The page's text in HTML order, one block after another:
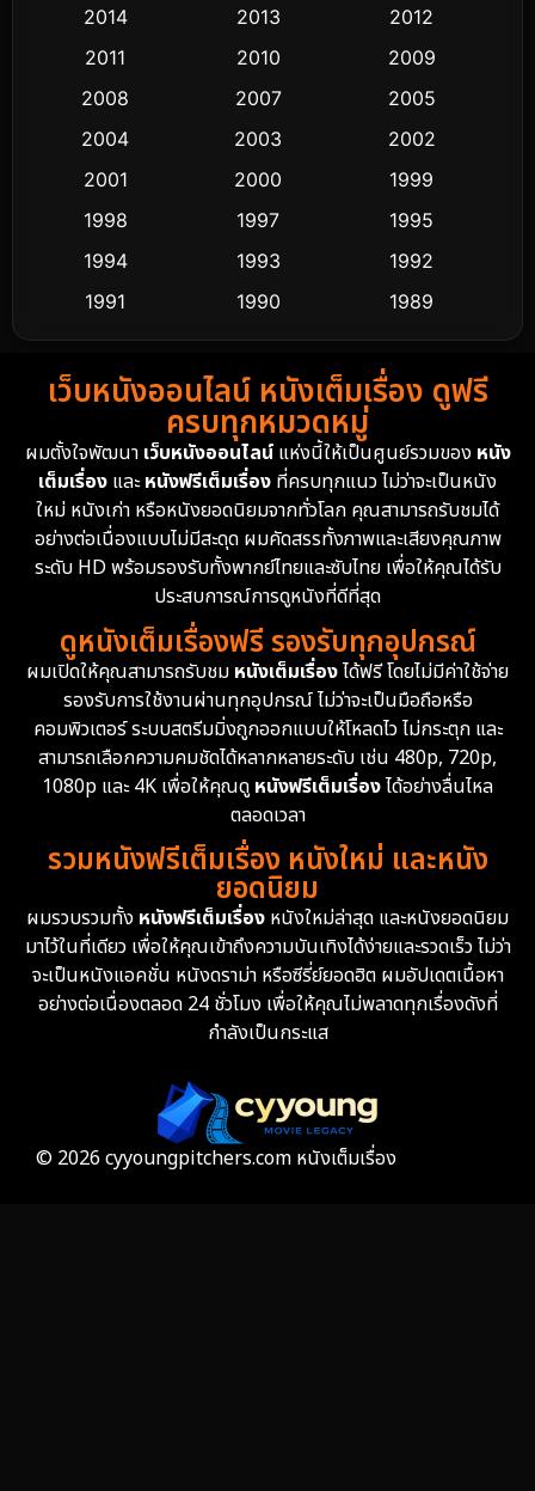
Crime อาชญากรรม 503
Cult Film
Dance เต้น
Detective สืบสวน
Detective สืบสวน
Disney+ 4
Documentary สารคดี 93
Drama ดราม่า
Dystopian 16
Emotional 61
Epic มหากาพย์ 213
Family ครอบครัว 359
Fantasy จินตนาการ 319
Fiction 9
2014
2013
2012
2011
2010
2009
2008
2007
2005
2004
2003
2002
2001
2000
1999
1998
1997
1995
1994
1993
1992
1991
1990
1989
1988
1986
1985
1983
1982
1981
1974
1962
เว็บหนังออนไลน์ หนังเต็มเรื่อง ดูฟรี
ครบทุกหมวดหมู่
ผมตั้งใจพัฒนา เว็บหนังออนไลน์แห่งนี้ให้เป็นศูนย์รวมของ หนัง
เต็มเรื่อง และหนังฟรีเต็มเรื่อง ที่ครบทุกแนว ไม่ว่าจะเป็นหนัง
ใหม่ หนังเก่า หรือหนังยอดนิยมจากทั่วโลก คุณสามารถรับชมได้
อย่างต่อเนื่องแบบไม่มีสะดุด ผมคัดสรรทั้งภาพและเสียงคุณภาพ
ระดับ HD พร้อมรองรับทั้งพากย์ไทยและซับไทย เพื่อให้คุณได้รับ
ประสบการณ์การดูหนังที่ดีที่สุด
ดูหนังเต็มเรื่องฟรี รองรับทุกอุปกรณ์
ผมเปิดให้คุณสามารถรับชม หนังเต็มเรื่องได้ฟรี โดยไม่มีค่าใช้จ่าย
รองรับการใช้งานผ่านทุกอุปกรณ์ ไม่ว่าจะเป็นมือถือหรือ
คอมพิวเตอร์ ระบบสตรีมมิ่งถูกออกแบบให้โหลดไว ไม่กระตุก และ
สามารถเลือกความคมชัดได้หลากหลายระดับ เช่น 480p, 720p,
1080p และ 4K เพื่อให้คุณดู หนังฟรีเต็มเรื่องได้อย่างลื่นไหล
ตลอดเวลา
รวมหนังฟรีเต็มเรื่อง หนังใหม่ และหนัง
ยอดนิยม
ผมรวบรวมทั้ง หนังฟรีเต็มเรื่อง หนังใหม่ล่าสุด และหนังยอดนิยม
มาไว้ในที่เดียว เพื่อให้คุณเข้าถึงความบันเทิงได้ง่ายและรวดเร็ว ไม่ว่า
จะเป็นหนังแอคชั่น หนังดราม่า หรือซีรี่ย์ยอดฮิต ผมอัปเดตเนื้อหา
อย่างต่อเนื่องตลอด 24 ชั่วโมง เพื่อให้คุณไม่พลาดทุกเรื่องดังที่
กำลังเป็นกระแส
© 2026 cyyoungpitchers.com หนังเต็มเรื่อง